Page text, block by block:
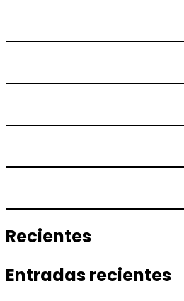
Recientes
Entradas recientes